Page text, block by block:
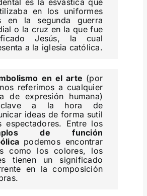
en los uniformes
en la segunda guerra
o la cruz en la que fue
Jesús, la cual
a la iglesia católica.
en el arte (por
referimos a cualquier
de expresión humana)
a la hora de
ideas de forma sutil
espectadores. Entre los
de función
podemos encontrar
como los colores, los
tienen un significado
en la composición